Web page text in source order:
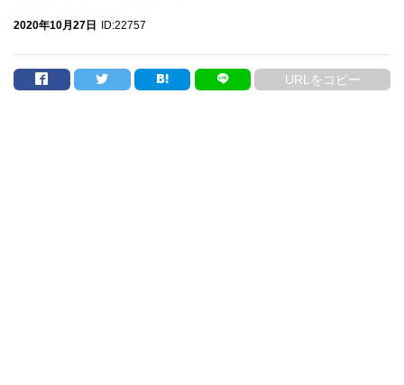
2020年10月27日 ID:22757
URLをコピー